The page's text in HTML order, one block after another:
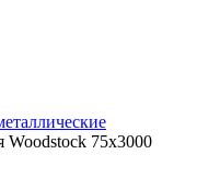
Woodstock 75х3000